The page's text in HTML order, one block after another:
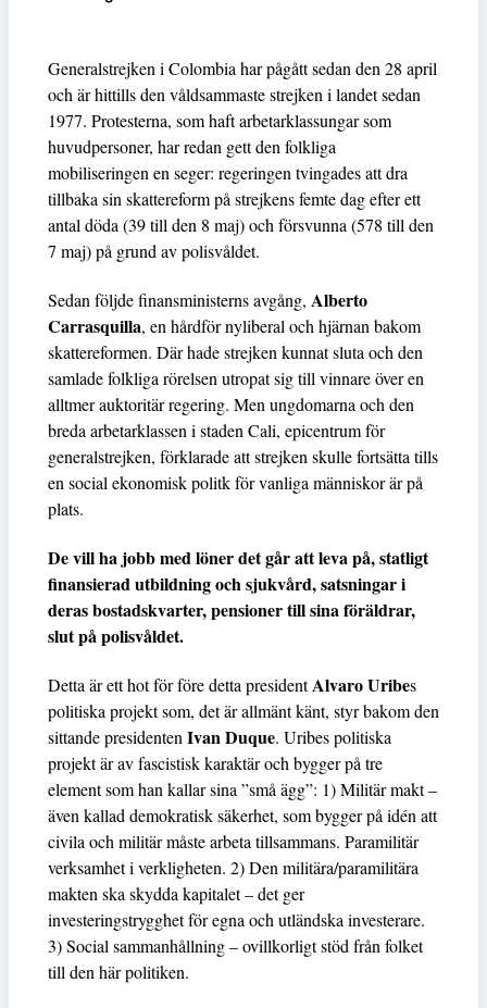
Generalstrejken i Colombia har pågått sedan den 28 april
och är hittills den våldsammaste strejken i landet sedan
1977. Protesterna, som haft arbetarklassungar som
huvudpersoner, har redan gett den folkliga
mobiliseringen en seger: regeringen tvingades att dra
tillbaka sin skattereform på strejkens femte dag efter ett
antal döda (39 till den 8 maj) och försvunna (578 till den
7 maj) på grund av polisvåldet.
Sedan följde finansministerns avgång, Alberto
Carrasquilla, en hårdför nyliberal och hjärnan bakom
skattereformen. Där hade strejken kunnat sluta och den
samlade folkliga rörelsen utropat sig till vinnare över en
alltmer auktoritär regering. Men ungdomarna och den
breda arbetarklassen i staden Cali, epicentrum för
generalstrejken, förklarade att strejken skulle fortsätta tills
en social ekonomisk politk för vanliga människor är på
plats.
De vill ha jobb med löner det går att leva på, statligt
finansierad utbildning och sjukvård, satsningar i
deras bostadskvarter, pensioner till sina föräldrar,
slut på polisvåldet.
Detta är ett hot för före detta presidentAlvaro Uribes
politiska projekt som, det är allmänt känt, styr bakom den
sittande presidentenIvan Duque. Uribes politiska
projekt är av fascistisk karaktär och bygger på tre
element som han kallar sina ”små ägg”: 1) Militär makt –
även kallad demokratisk säkerhet, som bygger på idén att
civila och militär måste arbeta tillsammans. Paramilitär
verksamhet i verkligheten. 2) Den militära/paramilitära
makten ska skydda kapitalet – det ger
investeringstrygghet för egna och utländska investerare.
3) Social sammanhållning – ovillkorligt stöd från folket
till den här politiken.